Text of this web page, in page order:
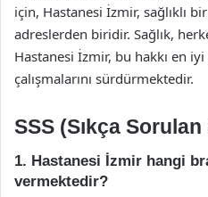
için, Hastanesi İzmir, sağlıklı
adreslerden biridir. Sağlık,
Hastanesi İzmir, bu hakkı en
çalışmalarını sürdürmektedir.
SSS (Sıkça
1. Hastanesi İzmir hangi
vermektedir?